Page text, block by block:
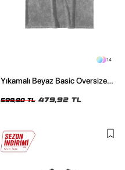
14
Yıkamalı Beyaz Basic Oversize
599,90 TL 479,92 TL